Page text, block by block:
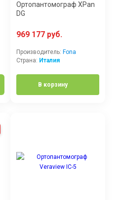
Ортопантомограф XPan
DG
969 177 руб.
Производитель: Fona
Страна: Италия
В корзину